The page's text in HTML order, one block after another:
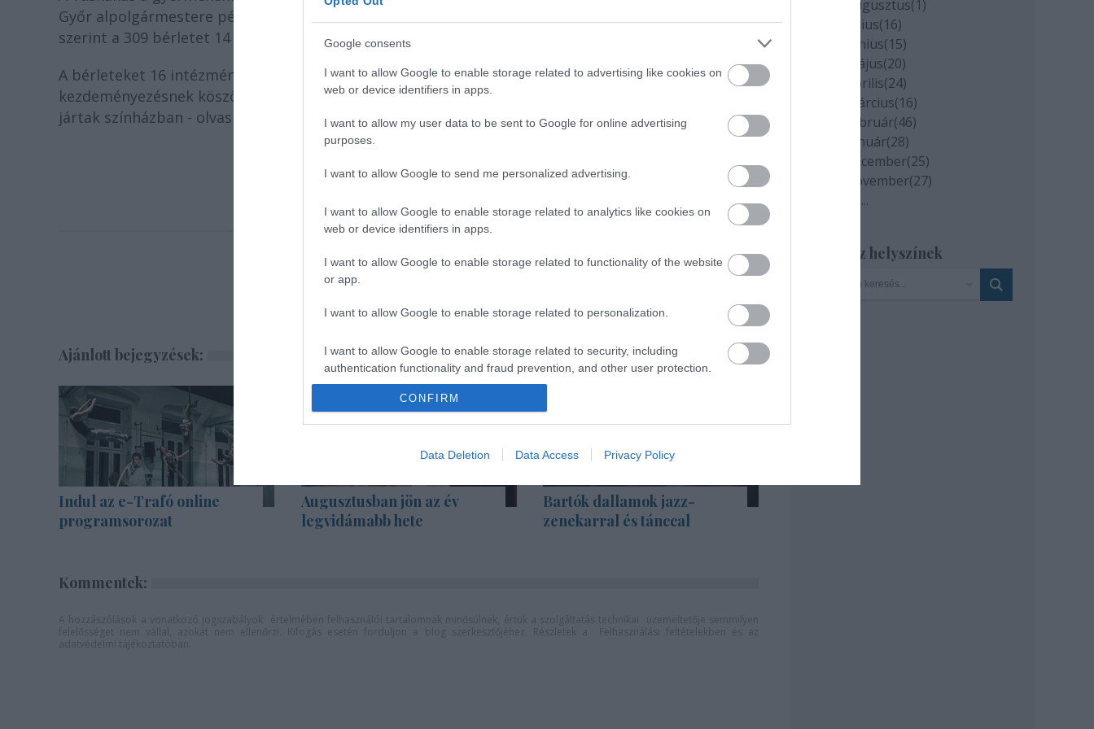
Google consents
I want to allow Google to enable storage related to advertising like cookies on
web or device identifiers in apps.
I want to allow my user data to be sent to Google for online advertising
purposes.
I want to allow Google to send me personalized advertising.
I want to allow Google to enable storage related to analytics like cookies on
web or device identifiers in apps.
I want to allow Google to enable storage related to functionality of the website
or app.
I want to allow Google to enable storage related to personalization.
I want to allow Google to enable storage related to security, including
authentication functionality and fraud prevention, and other user protection.
CONFIRM
Data Deletion Data Access Privacy Policy
Győr alpolgármestere példaértékűnek nevezte az ötletet és a támogatást. A bábszínház adatai
szerint a 309 bérletet 14 vállalkozás, intézmény és magánszemély vásárolta meg.
A bérleteket 16 intézmény között osztották ki.Kocsis Roziigazgató elmondta, hogy a
kezdeményezésnek köszönhetően olyan gyerekek is eljuthatnak hozzájuk, akik azelőtt még nem
jártak színházban - olvasható a közleményben.
Ajánlott bejegyzések:
Indul az e-Trafó online
programsorozat
Augusztusban jön az év
legvidámabb hete
Bartók dallamok jazz-
zenekarral és tánccal
Kommentek:
2020 augusztus(1)
2020 július(16)
2020 június(15)
2020 május(20)
2020 április(24)
2020 március(16)
2020 február(46)
2020 január(28)
2019 december(25)
2019 november(27)
...
Szinház helyszínek